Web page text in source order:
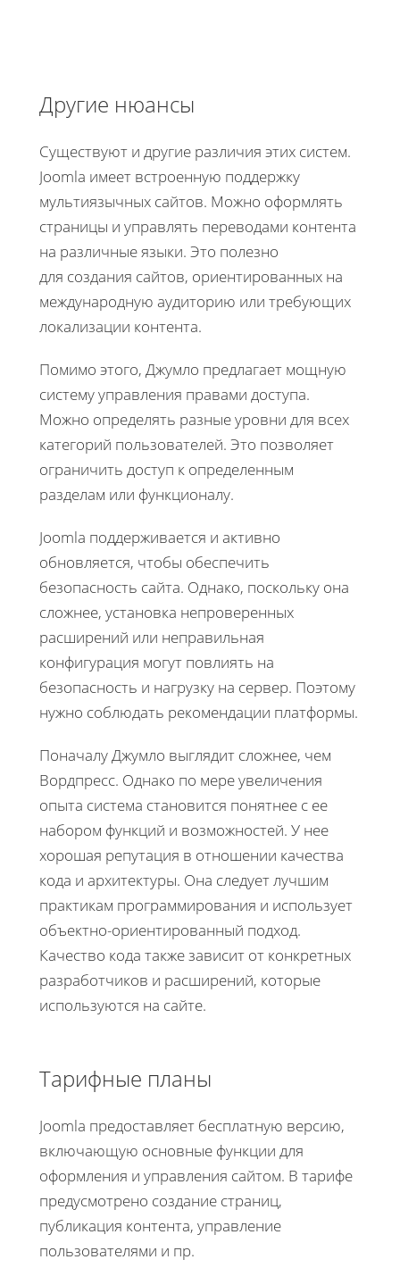
Другие нюансы
Существуют и другие различия этих систем.
Joomla имеет встроенную поддержку
мультиязычных сайтов. Можно оформлять
страницы и управлять переводами контента
на различные языки. Это полезно
для создания сайтов, ориентированных на
международную аудиторию или требующих
локализации контента.
Помимо этого, Джумло предлагает мощную
систему управления правами доступа.
Можно определять разные уровни для всех
категорий пользователей. Это позволяет
ограничить доступ к определенным
разделам или функционалу.
Joomla поддерживается и активно
обновляется, чтобы обеспечить
безопасность сайта. Однако, поскольку она
сложнее, установка непроверенных
расширений или неправильная
конфигурация могут повлиять на
безопасность и нагрузку на сервер. Поэтому
нужно соблюдать рекомендации платформы.
Поначалу Джумло выглядит сложнее, чем
Вордпресс. Однако по мере увеличения
опыта система становится понятнее с ее
набором функций и возможностей. У нее
хорошая репутация в отношении качества
кода и архитектуры. Она следует лучшим
практикам программирования и использует
объектно-ориентированный подход.
Качество кода также зависит от конкретных
разработчиков и расширений, которые
используются на сайте.
Тарифные планы
Joomla предоставляет бесплатную версию,
включающую основные функции для
оформления и управления сайтом. В тарифе
предусмотрено создание страниц,
публикация контента, управление
пользователями и пр.